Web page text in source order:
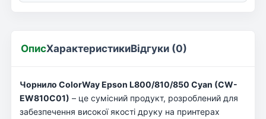
ОписХарактеристикиВідгуки (0)
Чорнило ColorWay Epson L800/810/850 Cyan (CW-
EW810C01) – це сумісний продукт, розроблений для
забезпечення високої якості друку на принтерах